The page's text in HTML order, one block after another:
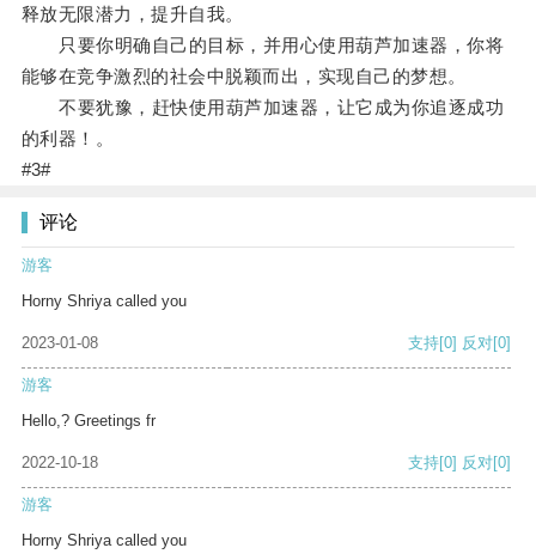
释放无限潜力，提升自我。
只要你明确自己的目标，并用心使用葫芦加速器，你将
能够在竞争激烈的社会中脱颖而出，实现自己的梦想。
不要犹豫，赶快使用葫芦加速器，让它成为你追逐成功
的利器！。
#3#
评论
游客
Horny Shriya called you
2023-01-08 支持[0] 反对[0]
游客
Hello,? Greetings fr
2022-10-18 支持[0] 反对[0]
游客
Horny Shriya called you